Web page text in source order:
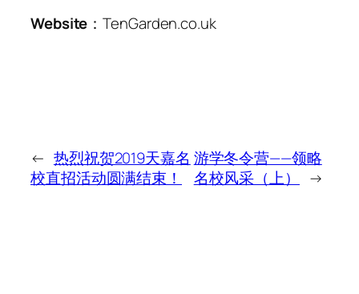
Website ：TenGarden.co.uk
← 热烈祝贺2019天嘉名
校直招活动圆满结束！
游学冬令营——领略
名校风采（上）
→